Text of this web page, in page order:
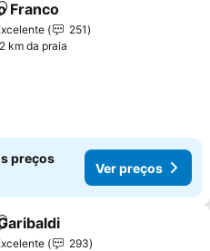
aos favoritos
Franco
251
km da praia
preços
Ver preços
aos favoritos
293